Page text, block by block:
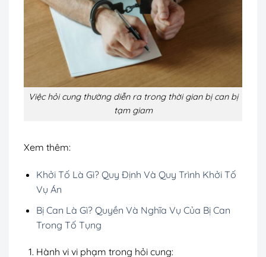
Việc hỏi cung thường diễn ra trong thời gian bị can bị
tạm giam
Xem thêm:
Khởi Tố Là Gì? Quy Định Và Quy Trình Khởi Tố
Vụ Án
Bị Can Là Gì? Quyền Và Nghĩa Vụ Của Bị Can
Trong Tố Tụng
Hành vi vi phạm trong hỏi cung: